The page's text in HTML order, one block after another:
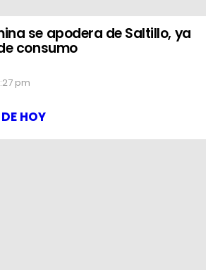
se apodera de Saltillo, ya
consumo
pm
HOY